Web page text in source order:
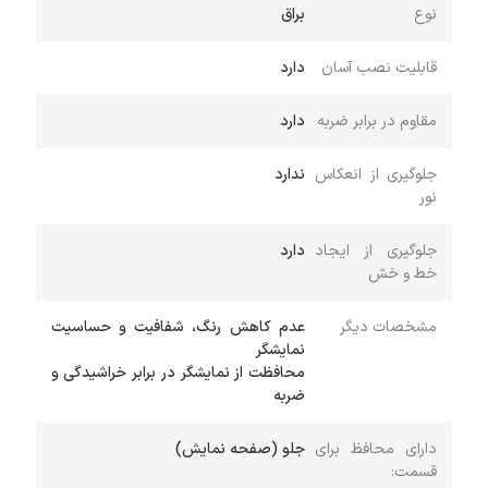
نوع براق
قابلیت نصب آسان دارد
مقاوم در برابر ضربه دارد
جلوگیری از انعکاس
نور
ندارد
جلوگیری از ایجاد
خط و خش
دارد
مشخصات دیگر
عدم کاهش رنگ، شفافیت و حساسیت
محافظت از نمایشگر در برابر خراشیدگی و
ضربه
دارای محافظ برای
قسمت:
جلو (صفحه نمایش)